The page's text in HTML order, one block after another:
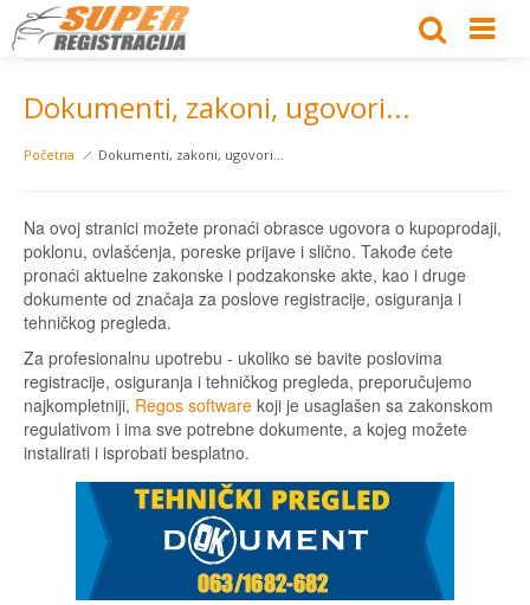
Dokumenti, zakoni, ugovori...
Početna Dokumenti, zakoni, ugovori...
Na ovoj stranici možete pronaći obrasce ugovora o kupoprodaji,
poklonu, ovlašćenja, poreske prijave i slično. Takođe ćete
pronaći aktuelne zakonske i podzakonske akte, kao i druge
dokumente od značaja za poslove registracije, osiguranja i
tehničkog pregleda.
Za profesionalnu upotrebu - ukoliko se bavite poslovima
registracije, osiguranja i tehničkog pregleda, preporučujemo
najkompletniji, Regos software koji je usaglašen sa zakonskom
regulativom i ima sve potrebne dokumente, a kojeg možete
instalirati i isprobati besplatno.